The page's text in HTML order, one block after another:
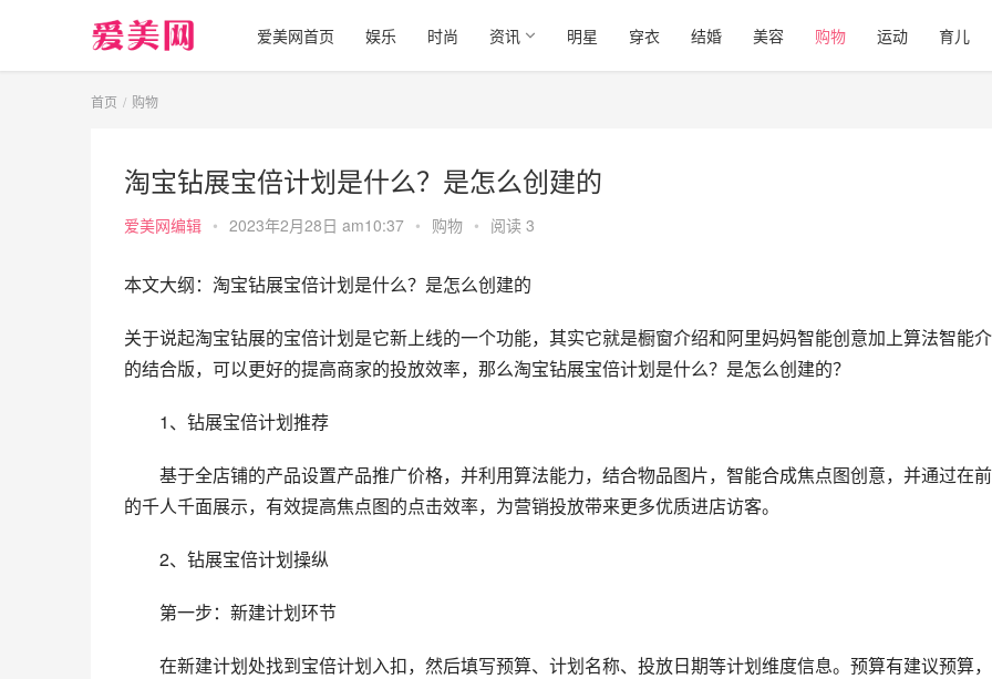
爱美网首页 娱乐 时尚 资讯 明星 穿衣 结婚 美容 购物 运动 育儿
首页 购物
淘宝钻展宝倍计划是什么？是怎么创建的
爱美网编辑 • 2023年2月28日 am10:37 • 购物 • 阅读 3
本文大纲：淘宝钻展宝倍计划是什么？是怎么创建的
关于说起淘宝钻展的宝倍计划是它新上线的一个功能，其实它就是橱窗介绍和阿里妈妈智能创意加上算法智能
的结合版，可以更好的提高商家的投放效率，那么淘宝钻展宝倍计划是什么？是怎么创建的？
1、钻展宝倍计划推荐
基于全店铺的产品设置产品推广价格，并利用算法能力，结合物品图片，智能合成焦点图创意，并通过在
的千人千面展示，有效提高焦点图的点击效率，为营销投放带来更多优质进店访客。
2、钻展宝倍计划操纵
第一步：新建计划环节
在新建计划处找到宝倍计划入扣，然后填写预算、计划名称、投放日期等计划维度信息。预算有建议预算